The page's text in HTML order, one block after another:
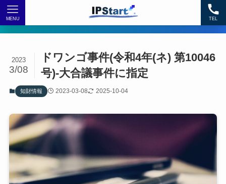
TEL
MENU
ドワンゴ事件(令和4年(ネ) 第10046
号)-大合議事件に指定
2023
3/08
知財情報 2023-03-08 2025-10-04